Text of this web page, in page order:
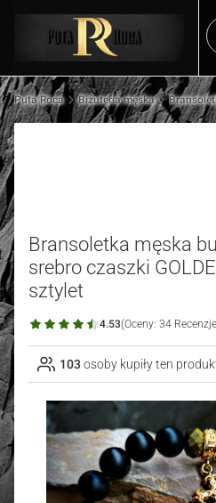
Puta Roca Biżuteria męska
Bransoletka męska
srebro czaszki
sztylet
4.53(Oceny: 34
103 osoby kupiły ten